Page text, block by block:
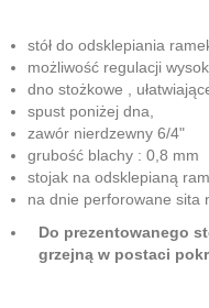
stół do odsklepiania
możliwość regulacji
dno stożkowe ,
spust poniżej dna,
zawór nierdzewny 6/4"
grubość blachy : 0,8 mm
stojak na odsklepianą
na dnie perforowane sita
Do prezentowanego
grzejną w postaci